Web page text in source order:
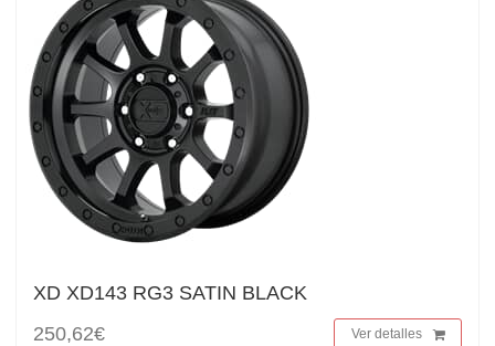
XD XD143 RG3 SATIN BLACK
250,62€
Ver detalles